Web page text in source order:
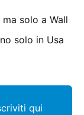
solo a Wall
solo in Usa
qui